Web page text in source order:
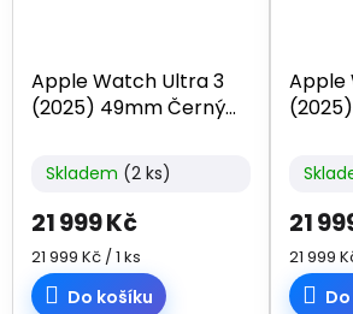
Apple Watch Ultra 3
(2025) 49mm Černý
Skladem (2 ks)
21 999 Kč
Měrná
cena:
21 999 Kč / 1 ks
Do košíku
Apple
21
Měrná
cena:
21 999